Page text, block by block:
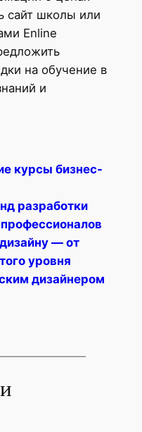
сайт школы или
Enline
на обучение в
и
курсы бизнес-
разработки
— от
уровня
дизайнером